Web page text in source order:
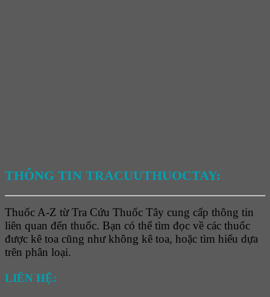
THÔNG TIN TRACUUTHUOCTAY:
Thuốc A-Z từ Tra Cứu Thuốc Tây cung cấp thông tin
liên quan đến thuốc. Bạn có thể tìm đọc về các thuốc
được kê toa cũng như không kê toa, hoặc tìm hiểu dựa
trên phân loại.
LIÊN HỆ: